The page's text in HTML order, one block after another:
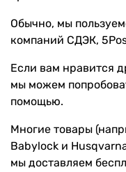
Обычно, мы
компаний СДЭК,
Если вам нравится
мы можем
помощью.
Многие товары
Babylock и
мы доставляем